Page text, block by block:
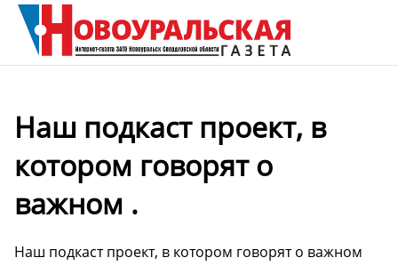
Наш подкаст проект, в
котором говорят о
важном .
Наш подкаст проект, в котором говорят о важном